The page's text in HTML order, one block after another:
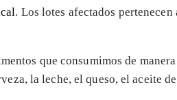
. Los lotes afectados
que consumimos de
la leche, el queso, el aceite